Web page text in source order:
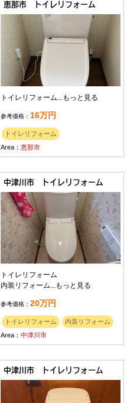
恵那市 トイレリフォーム
トイレリフォーム...もっと見る
参考価格： 16万円
トイレリフォーム
Area：恵那市
中津川市 トイレリフォーム
トイレリフォーム
内装リフォーム...もっと見る
参考価格：20万円
トイレリフォーム
内装リフォーム
Area：中津川市
中津川市 トイレリフォーム